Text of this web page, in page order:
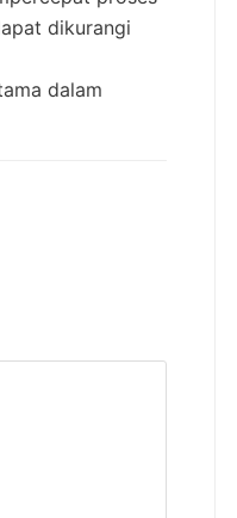
dikurangi
dalam